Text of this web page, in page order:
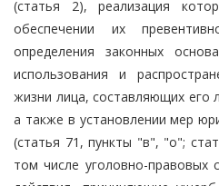
(статья 2), реализация
обеспечении их
определения законных
использования и
жизни лица, составляющих его
а также в установлении мер
(статья 71, пункты "в", "о";
том числе уголовно-правовых